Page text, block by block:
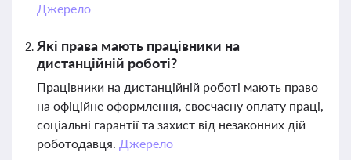
Джерело
Які права мають працівники на
дистанційній роботі?
Працівники на дистанційній роботі мають право
на офіційне оформлення, своєчасну оплату праці,
соціальні гарантії та захист від незаконних дій
роботодавця. Джерело